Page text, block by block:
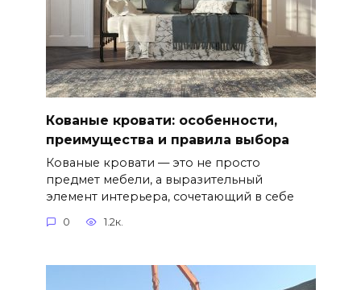
Кованые кровати: особенности,
преимущества и правила выбора
Кованые кровати — это не просто
предмет мебели, а выразительный
элемент интерьера, сочетающий в себе
0 1.2к.